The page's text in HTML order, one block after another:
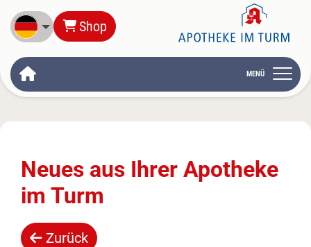
DeutschShop
MENÜ
Neues aus Ihrer Apotheke
im Turm
Zurück